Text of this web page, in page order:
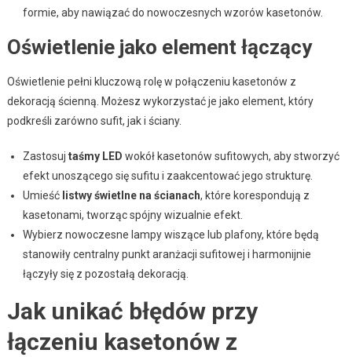
formie, aby nawiązać do nowoczesnych wzorów kasetonów.
Oświetlenie jako element łączący
Oświetlenie pełni kluczową rolę w połączeniu kasetonów z
dekoracją ścienną. Możesz wykorzystać je jako element, który
podkreśli zarówno sufit, jak i ściany.
Zastosuj taśmy LED wokół kasetonów sufitowych, aby stworzyć
efekt unoszącego się sufitu i zaakcentować jego strukturę.
Umieść listwy świetlne na ścianach, które korespondują z
kasetonami, tworząc spójny wizualnie efekt.
Wybierz nowoczesne lampy wiszące lub plafony, które będą
stanowiły centralny punkt aranżacji sufitowej i harmonijnie
łączyły się z pozostałą dekoracją.
Jak unikać błędów przy
łączeniu kasetonów z